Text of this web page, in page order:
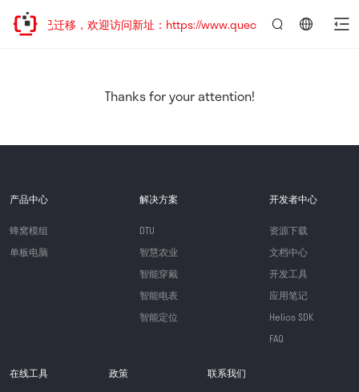
站地址已迁移，欢迎访问新址：https://www.quectel.com.cn
Thanks for your attention!
产品中心
蜂窝模组
单板电脑
解决方案
DTU
智慧农业
智能穿戴
智能电表
智能定位
开发者中心
资源下载
文档中心
开发工具
应用笔记
Helios SDK
FAQ
在线工具 政策 联系我们